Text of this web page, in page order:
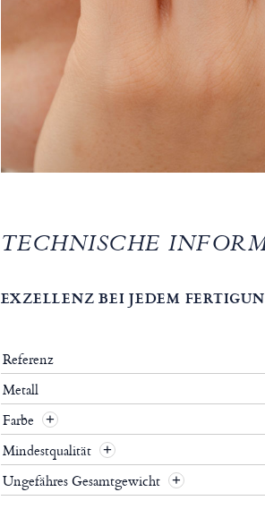
TECHNISCHE
EXZELLENZ BEI JEDEM
Referenz
Metall
Farbe
Mindestqualität
Ungefähres Gesamtgewicht